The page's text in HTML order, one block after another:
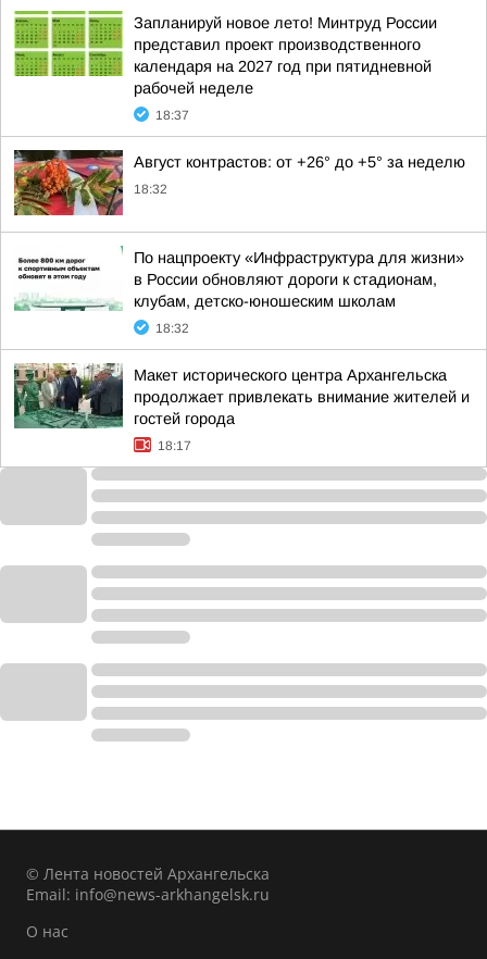
Запланируй новое лето! Минтруд России
представил проект производственного
календаря на 2027 год при пятидневной
рабочей неделе
18:37
Август контрастов: от +26° до +5° за неделю
18:32
По нацпроекту «Инфраструктура для жизни»
в России обновляют дороги к стадионам,
клубам, детско-юношеским школам
18:32
Макет исторического центра Архангельска
продолжает привлекать внимание жителей и
гостей города
18:17
© Лента новостей Архангельска
Email: info@news-arkhangelsk.ru
О нас